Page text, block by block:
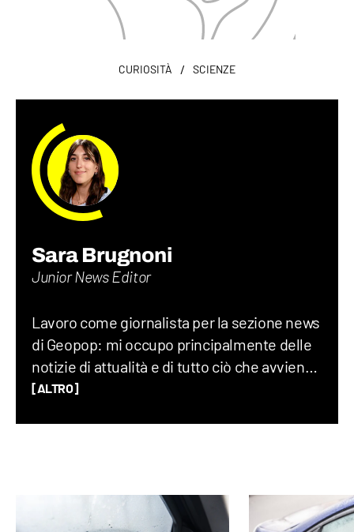
CURIOSITÀ / SCIENZE
Sara Brugnoni
Junior News Editor
Lavoro come giornalista per la sezione news
di Geopop: mi occupo principalmente delle
notizie di attualità e di tutto ciò che avviene
sul Pianeta Terra, dalla geopolitica allo
gli eventi del mondo siano profondamente
connessi tra di loro.
[ALTRO]